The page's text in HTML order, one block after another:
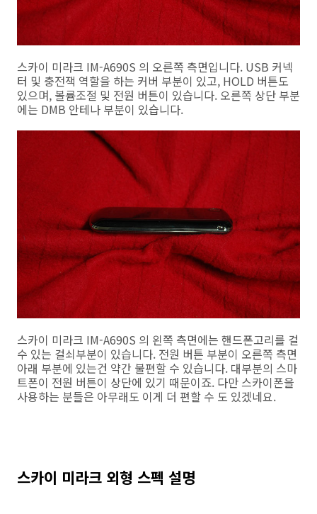
스카이 미라크 IM-A690S 의 오른쪽 측면입니다. USB 커넥
터 및 충전잭 역할을 하는 커버 부분이 있고, HOLD 버튼도
있으며, 볼륨조절 및 전원 버튼이 있습니다. 오른쪽 상단 부분
에는 DMB 안테나 부분이 있습니다.
스카이 미라크 IM-A690S 의 왼쪽 측면에는 핸드폰고리를 걸
수 있는 걸쇠부분이 있습니다. 전원 버튼 부분이 오른쪽 측면
아래 부분에 있는건 약간 불편할 수 있습니다. 대부분의 스마
트폰이 전원 버튼이 상단에 있기 때문이죠. 다만 스카이폰을
사용하는 분들은 아무래도 이게 더 편할 수 도 있겠네요.
스카이 미라크 외형 스펙 설명